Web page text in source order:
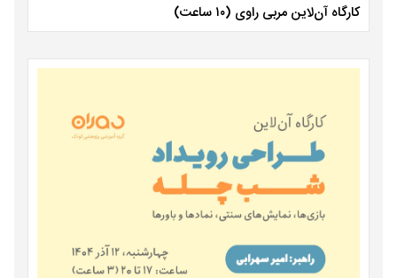
کارگاه آن‌لاین مربی راوی (۱۰ ساعت)